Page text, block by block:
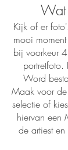
Kijk of er
mooi
bij voorkeur
portretfoto.
Word
Maak voor
selectie of
hiervan een
de artiest